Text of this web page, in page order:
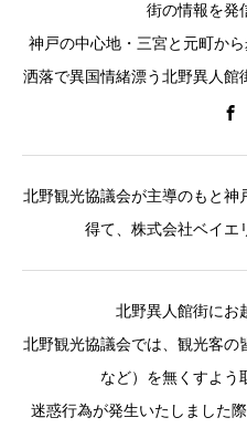
街の情報を発
神戸の中心地・三宮と元町か
洒落で異国情緒漂う北野異人館
北野観光協議会が主導のもと
得て、株式会社ベイエ
北野異人館街にお
北野観光協議会では、観光客の
など）を無くすよう
迷惑行為が発生いたしました